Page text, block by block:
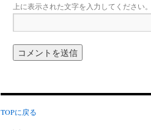
上に表示された文字を入力してください
TOPに戻る